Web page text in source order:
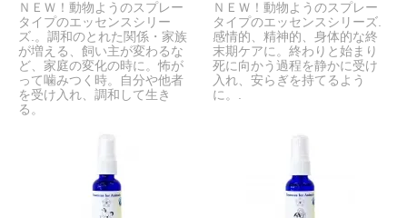
ＮＥＷ！動物ようのスプレー
タイプのエッセンスシリー
ズ.。調和のとれた関係・家族
が増える、飼い主が変わるな
ど、家庭の変化の時に。怖が
って噛みつく時。自分や他者
を受け入れ、調和して生き
る。
ＮＥＷ！動物ようのスプレー
タイプのエッセンスシリーズ.
感情的、精神的、身体的な終
末期ケアに。終わりと始まり
死に向かう過程を静かに受け
入れ、安らぎを持てるよう
に。.